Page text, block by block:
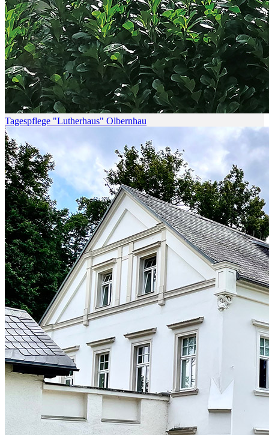
Tagespflege "Lutherhaus" Olbernhau